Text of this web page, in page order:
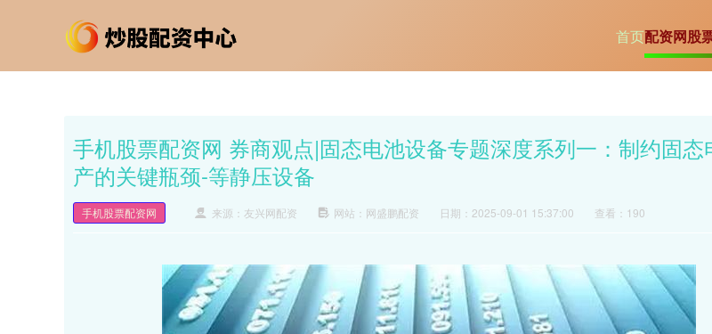
首页配资网股
手机股票配资网 券商观点|固态电池设备专题深度系列一：制约固态
产的关键瓶颈-等静压设备
手机股票配资网 来源：友兴网配资 网站：网盛鹏配资 日期：2025-09-01 15:37:00 查看：190